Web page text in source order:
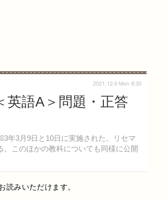
英語A＞問題・正答
年3月9日と10日に実施された。リセマ
このほかの教科についても同様に公開
2021.12.6 Mon 8:30
みいただけます。